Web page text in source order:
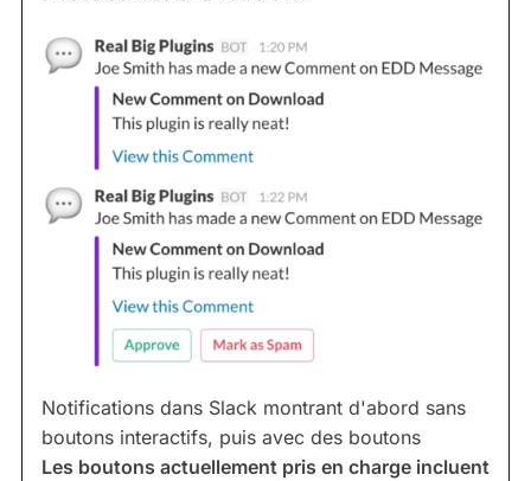
Notifications dans Slack montrant d'abord sans
boutons interactifs, puis avec des boutons
Les boutons actuellement pris en charge incluent